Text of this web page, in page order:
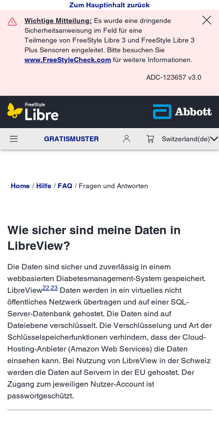
Zum Hauptinhalt zurück
Wichtige Mitteilung: Es wurde eine dringende
Sicherheitsanweisung im Feld für eine
Teilmenge von FreeStyle Libre 3 und FreeStyle Libre 3
Plus Sensoren eingeleitet. Bitte besuchen Sie
www.FreeStyleCheck.com für weitere Informationen.
ADC-123657 v3.0
GRATISMUSTER Switzerland(de)
Home Hilfe FAQ Fragen und Antworten
Wie sicher sind meine Daten in
LibreView?
Die Daten sind sicher und zuverlässig in einem
webbasierten Diabetesmanagement-System gespeichert.
LibreView22,23 Daten werden in ein virtuelles nicht
öffentliches Netzwerk übertragen und auf einer SQL-
Server-Datenbank gehostet. Die Daten sind auf
Dateiebene verschlüsselt. Die Verschlüsselung und Art der
Schlüsselspeicherfunktionen verhindern, dass der Cloud-
Hosting-Anbieter (Amazon Web Services) die Daten
einsehen kann. Bei Nutzung von LibreView in der Schweiz
werden die Daten auf Servern in der EU gehostet. Der
Zugang zum jeweiligen Nutzer-Account ist
passwortgeschützt.